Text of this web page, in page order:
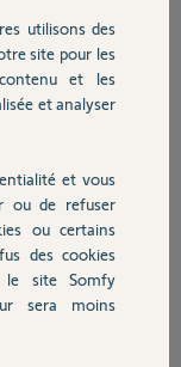
les remplacer
du mal à bien
mon type de
celui-ci.
utilisons des
site pour les
et les
et analyser
et vous
ou de refuser
ou certains
des cookies
le site Somfy
sera moins